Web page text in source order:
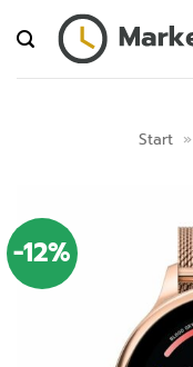
Inhalt
springen
Start »
-12%